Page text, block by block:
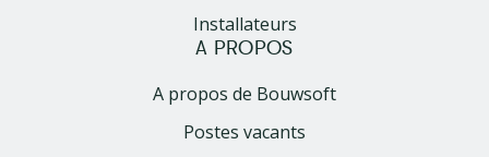
Installateurs
A PROPOS
A propos de Bouwsoft
Postes vacants